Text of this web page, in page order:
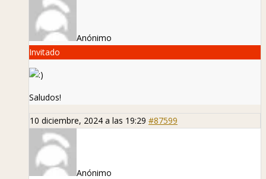
Anónimo
Invitado
Saludos!
10 diciembre, 2024 a las 19:29 #87599
Anónimo